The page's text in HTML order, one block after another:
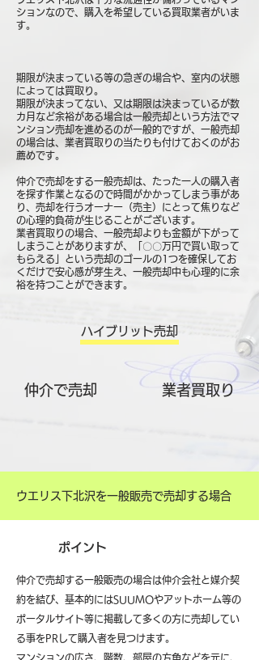
ションなので、購入を希望している買取業者がいま
す。
期限が決まっている等の急ぎの場合や、室内の状態
によっては買取り。
期限が決まってない、又は期限は決まっているが数
カ月など余裕がある場合は一般売却という方法でマ
ンション売却を進めるのが一般的ですが、一般売却
の場合は、業者買取りの当たりも付けておくのがお
薦めです。
仲介で売却をする一般売却は、たった一人の購入者
を探す作業となるので時間がかかってしまう事があ
り、売却を行うオーナー（売主）にとって焦りなど
の心理的負荷が生じることがございます。
業者買取りの場合、一般売却よりも金額が下がって
しまうことがありますが、「〇〇万円で買い取って
もらえる」という売却のゴールの1つを確保してお
くだけで安心感が芽生え、一般売却中も心理的に余
裕を持つことができます。
ハイブリット売却
仲介で売却 ​業者買取り
ウエリス下北沢を一般販売で売却する場合
ポイント
仲介で売却する一般販売の場合は仲介会社と媒介契
約を結び、基本的にはSUUMOやアットホーム等の
ポータルサイト等に掲載して多くの方に売却してい
る事をPRして購入者を見つけます。
マンションの広さ、階数、部屋の方角などを元に、